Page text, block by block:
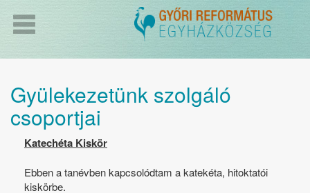
Gyülekezetünk szolgáló
csoportjai
Katechéta Kiskör
Ebben a tanévben kapcsolódtam a katekéta, hitoktatói
kiskörbe.